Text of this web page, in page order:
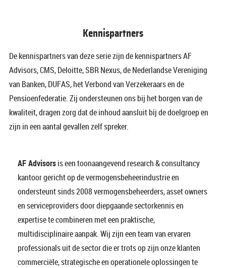
Kennispartners
De kennispartners van deze serie zijn de kennispartners AF
Advisors, CMS, Deloitte, SBR Nexus, de Nederlandse Vereniging
van Banken, DUFAS, het Verbond van Verzekeraars en de
Pensioenfederatie. Zij ondersteunen ons bij het borgen van de
kwaliteit, dragen zorg dat de inhoud aansluit bij de doelgroep en
zijn in een aantal gevallen zelf spreker.
AF Advisorsis een toonaangevend research & consultancy
kantoor gericht op de vermogensbeheerindustrie en
ondersteunt sinds 2008 vermogensbeheerders, asset owners
en serviceproviders door diepgaande sectorkennis en
expertise te combineren met een praktische,
multidisciplinaire aanpak. Wij zijn een team van ervaren
professionals uit de sector die er trots op zijn onze klanten
commerciële, strategische en operationele oplossingen te